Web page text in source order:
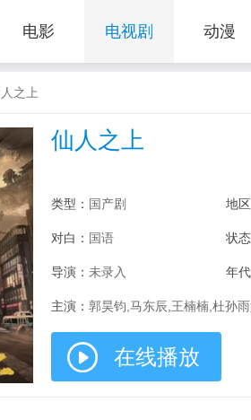
电影 电视剧 动漫
之上
仙人之上
类型： 国产剧 地区
对白： 国语 状态
导演： 未录入 年代
主演： 郭昊钧,马东辰,王楠楠,杜孙
在线播放